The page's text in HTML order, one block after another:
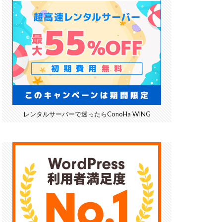
レンタルサーバーで迷ったらConoHa WING